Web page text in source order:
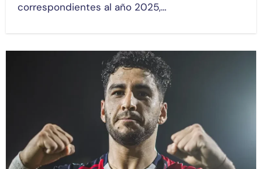
correspondientes al año 2025,…